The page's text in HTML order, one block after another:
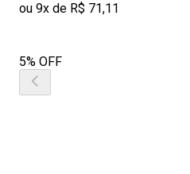
ou 9x de R$ 71,11
5% OFF